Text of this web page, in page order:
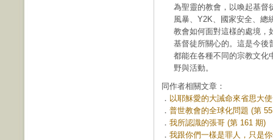
為聖靈的教會，以喚起基督
風暴、Y2K、國家安全、總
教會如何面對這樣的處境，
基督徒所關心的。這是今後
都能在各種不同的宗教文化
野與活動。
同作者相關文章：
． 以耶穌愛的大誡命來省思大
． 普世教會的全球化問題 (第
． 我所認識的張哥 (第 161 期)
． 我跟你們一樣是罪人，只是